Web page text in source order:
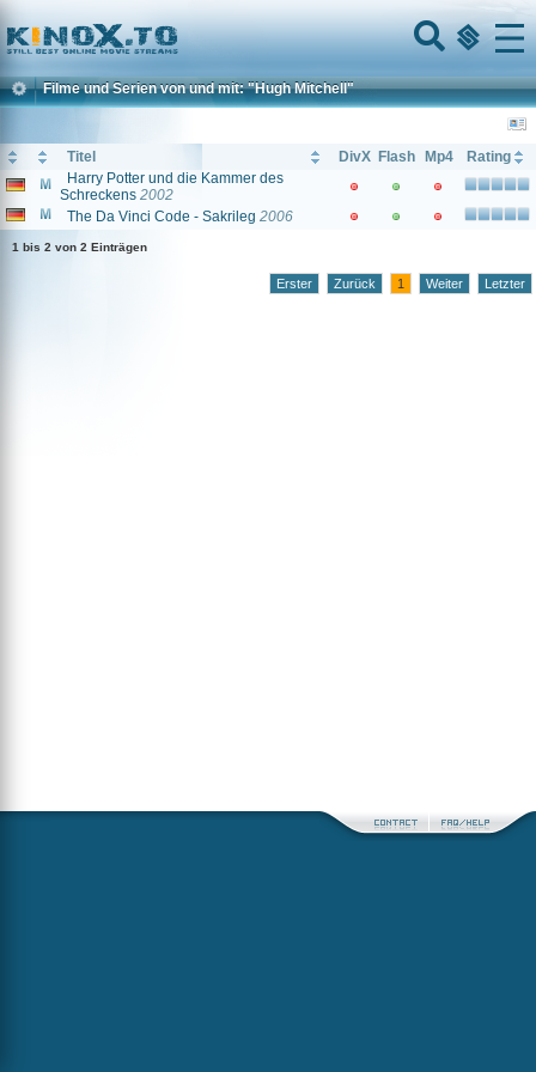
Home
Menu
Filme und Serien von und mit: "Hugh Mitchell"
Titel DivX Flash Mp4
Rating
Harry Potter und die Kammer des
Schreckens 2002
The Da Vinci Code - Sakrileg 2006
1 bis 2 von 2 Einträgen
Erster Zurück 1 Weiter Letzter